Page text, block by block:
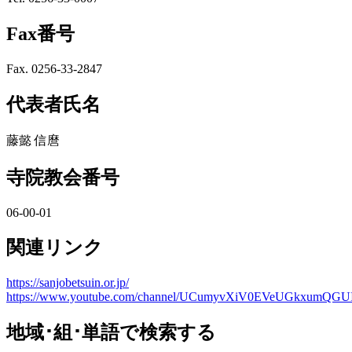
Fax番号
Fax. 0256-33-2847
代表者氏名
藤懿 信麿
寺院教会番号
06-00-01
関連リンク
https://sanjobetsuin.or.jp/
https://www.youtube.com/channel/
地域･組･単語で検索する